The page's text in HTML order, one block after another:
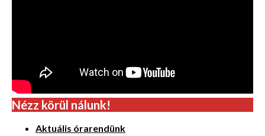
Nézz körül nálunk!
Aktuális órarendünk